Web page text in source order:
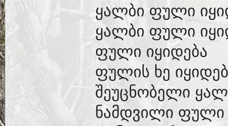
ყალბი ფული
ყალბი ფული
ფული იყიდება
ფულის ხე
შეუცნობელი
ნამდვილი ფული